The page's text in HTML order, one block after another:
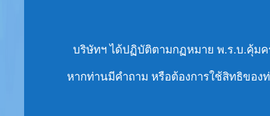
บริษัทฯ ได้ปฏิบัติตามกฏหมาย พ.ร.บ.คุ้ม
หากท่านมีคำถาม หรือต้องการใช้สิทธิของ